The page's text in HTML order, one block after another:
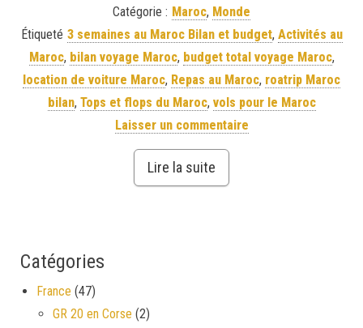
Catégorie : Maroc, Monde
Étiqueté 3 semaines au Maroc Bilan et budget, Activités au
Maroc, bilan voyage Maroc, budget total voyage Maroc,
location de voiture Maroc, Repas au Maroc, roatrip Maroc
bilan, Tops et flops du Maroc, vols pour le Maroc
Laisser un commentaire
Lire la suite
Catégories
France (47)
GR 20 en Corse (2)